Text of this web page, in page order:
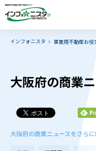
インフォニスタ 事業用不動産お役
大阪府の商業
大阪府の商業ニュースをさら